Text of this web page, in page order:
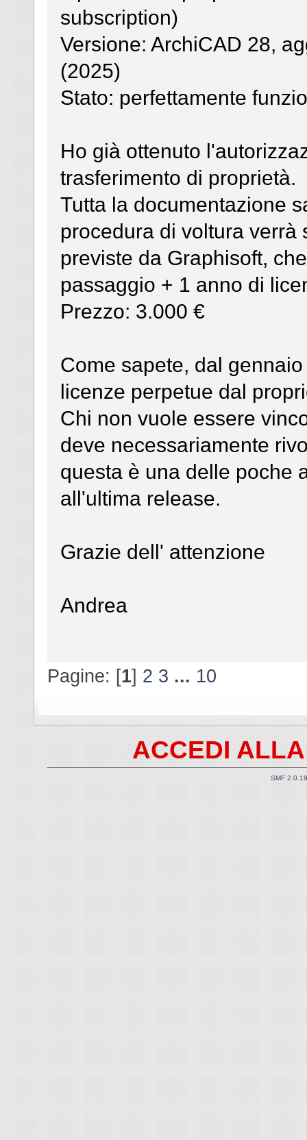
subscription)
Versione: ArchiCAD 28,
(2025)
Stato: perfettamente
Ho già ottenuto
trasferimento di proprietà.
Tutta la documentazione
procedura di voltura
previste da Graphisoft,
passaggio + 1 anno di
Prezzo: 3.000 €
Come sapete, dal
licenze perpetue dal
Chi non vuole essere
deve necessariamente
questa è una delle poche
all'ultima release.
Grazie dell' attenzione
Andrea
Pagine: [1] 2 3 ... 10
ACCEDI
SMF 2.0.19